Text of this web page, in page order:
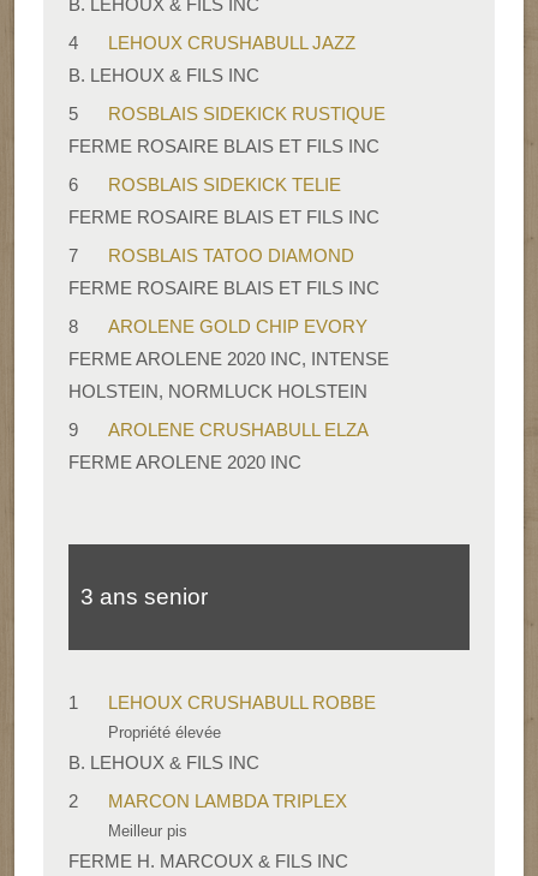
B. LEHOUX & FILS INC
4
LEHOUX CRUSHABULL JAZZ
B. LEHOUX & FILS INC
5
ROSBLAIS SIDEKICK RUSTIQUE
FERME ROSAIRE BLAIS ET FILS INC
6
ROSBLAIS SIDEKICK TELIE
FERME ROSAIRE BLAIS ET FILS INC
7
ROSBLAIS TATOO DIAMOND
FERME ROSAIRE BLAIS ET FILS INC
8
AROLENE GOLD CHIP EVORY
FERME AROLENE 2020 INC, INTENSE
HOLSTEIN, NORMLUCK HOLSTEIN
9
AROLENE CRUSHABULL ELZA
FERME AROLENE 2020 INC
3 ans senior
1 LEHOUX CRUSHABULL ROBBE
Propriété élevée
B. LEHOUX & FILS INC
2
MARCON LAMBDA TRIPLEX
Meilleur pis
FERME H. MARCOUX & FILS INC